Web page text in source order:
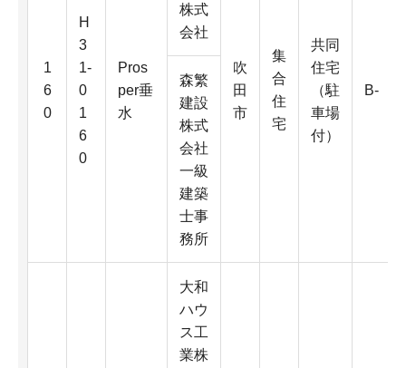
1
6
0
H
3
1-
0
1
6
0
Pros
per垂
水
株式
会社
吹
田
市
集
合
住
宅
共同
住宅
（駐
車場
付）
B-
森繁
建設
株式
会社
一級
建築
士事
務所
大和
ハウ
ス工
業株